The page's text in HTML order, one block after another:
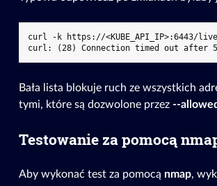
curl -k https://<KUBE_API_IP>:6443/
Bała lista blokuje ruch ze wszystkich
tymi, które są dozwolone przez --
Testowanie za pomocą
Aby wykonać test za pomocą nmap,